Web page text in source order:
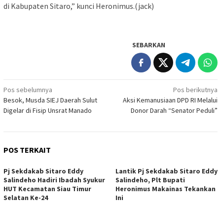
di Kabupaten Sitaro,” kunci Heronimus.(jack)
SEBARKAN
Navigasi
pos
Pos sebelumnya
Besok, Musda SIEJ Daerah Sulut
Digelar di Fisip Unsrat Manado
Pos berikutnya
Aksi Kemanusiaan DPD RI Melalui
Donor Darah “Senator Peduli”
POS TERKAIT
Pj Sekdakab Sitaro Eddy
Salindeho Hadiri Ibadah Syukur
HUT Kecamatan Siau Timur
Selatan Ke-24
Lantik Pj Sekdakab Sitaro Eddy
Salindeho, Plt Bupati
Heronimus Makainas Tekankan
Ini